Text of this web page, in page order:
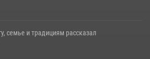
семье и традициям рассказал